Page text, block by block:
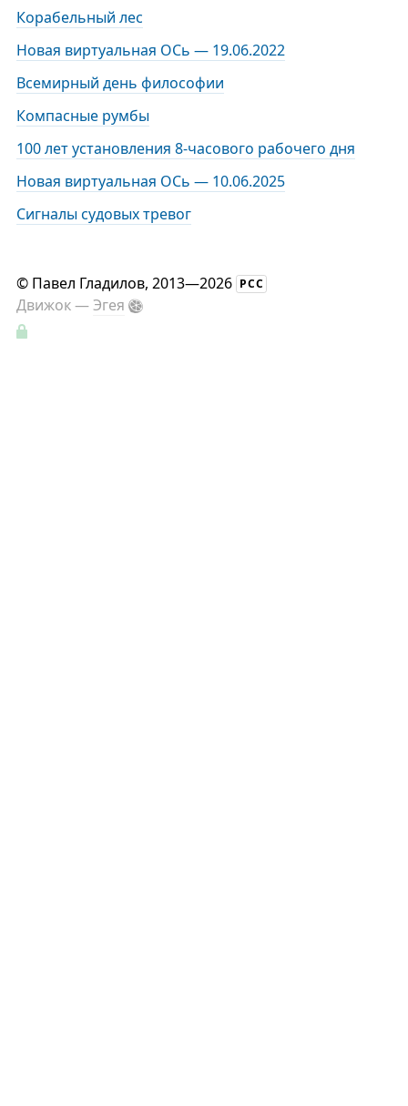
Корабельный лес
Новая виртуальная ОСь — 19.06.2022
Всемирный день философии
Компасные румбы
100 лет установления 8-часового рабочего дня
Новая виртуальная ОСь — 10.06.2025
Сигналы судовых тревог
© Павел Гладилов, 2013—2026 РСС
Движок —Эгея